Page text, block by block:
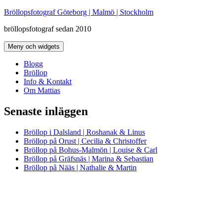
Hoppa
innehåll
Bröllopsfotograf Göteborg | Malmö | Stockholm
bröllopsfotograf sedan 2010
Meny och widgets
Blogg
Bröllop
Info & Kontakt
Om Mattias
Senaste inläggen
Bröllop i Dalsland | Roshanak & Linus
Bröllop på Orust | Cecilia & Christoffer
Bröllop på Bohus-Malmön | Louise & Carl
Bröllop på Gräfsnäs | Marina & Sebastian
Bröllop på Nääs | Nathalie & Martin